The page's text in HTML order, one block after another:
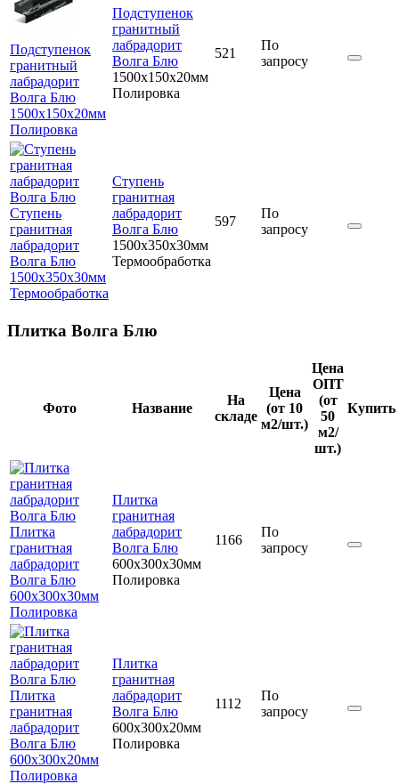
Подступенок
гранитный
лабрадорит
Волга Блю
1500x150x20мм
Полировка
Подступенок
гранитный
лабрадорит
Волга Блю
1500x150x20мм
Полировка
521
По
запросу
Ступень
гранитная
лабрадорит
Волга Блю
1500x350x30мм
Термообработка
Ступень
гранитная
лабрадорит
Волга Блю
1500x350x30мм
Термообработка
597
По
запросу
Плитка Волга Блю
Фото Название
На
складе
Цена
(от 10
м2/шт.)
Цена
ОПТ
(от
50
м2/
шт.)
Купить
Плитка
гранитная
лабрадорит
Волга Блю
600x300x30мм
Полировка
Плитка
гранитная
лабрадорит
Волга Блю
600x300x30мм
Полировка
1166
По
запросу
Плитка
гранитная
лабрадорит
Волга Блю
600x300x20мм
Полировка
Плитка
гранитная
лабрадорит
Волга Блю
600x300x20мм
Полировка
1112
По
запросу